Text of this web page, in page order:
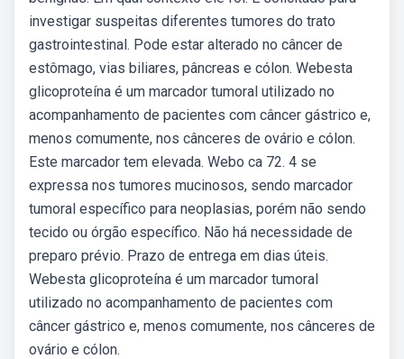
investigar suspeitas diferentes tumores do trato
gastrointestinal. Pode estar alterado no câncer de
estômago, vias biliares, pâncreas e cólon. Webesta
glicoproteína é um marcador tumoral utilizado no
acompanhamento de pacientes com câncer gástrico e,
menos comumente, nos cânceres de ovário e cólon.
Este marcador tem elevada. Webo ca 72. 4 se
expressa nos tumores mucinosos, sendo marcador
tumoral específico para neoplasias, porém não sendo
tecido ou órgão específico. Não há necessidade de
preparo prévio. Prazo de entrega em dias úteis.
Webesta glicoproteína é um marcador tumoral
utilizado no acompanhamento de pacientes com
câncer gástrico e, menos comumente, nos cânceres de
ovário e cólon.